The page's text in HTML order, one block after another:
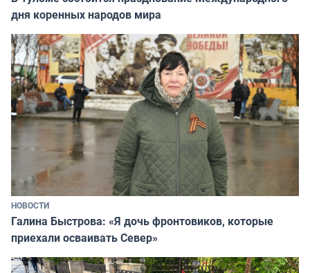
дня коренных народов мира
НОВОСТИ
Галина Быстрова: «Я дочь фронтовиков, которые
приехали осваивать Север»